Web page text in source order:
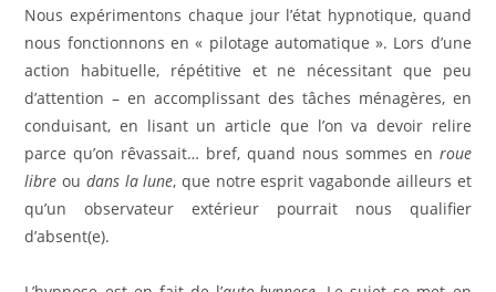
Nous expérimentons chaque jour l’état hypnotique, quand
nous fonctionnons en « pilotage automatique ». Lors d’une
action habituelle, répétitive et ne nécessitant que peu
d’attention – en accomplissant des tâches ménagères, en
conduisant, en lisant un article que l’on va devoir relire
parce qu’on rêvassait… bref, quand nous sommes en roue
libreou dans la lune, que notre esprit vagabonde ailleurs et
qu’un observateur extérieur pourrait nous qualifier
d’absent(e).